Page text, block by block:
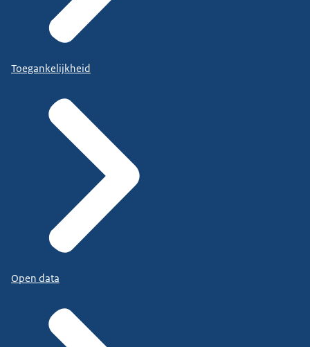
Toegankelijkheid
Open data